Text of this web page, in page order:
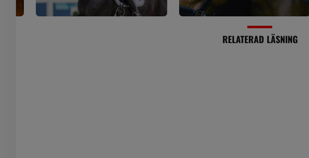
RELATERAD LÄSNING